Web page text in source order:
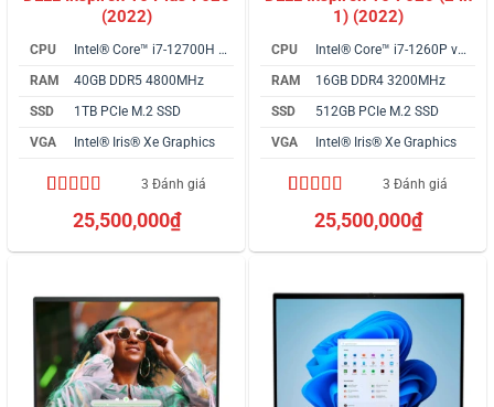
(2022)
CPU
Intel® Core™ i7-12700H vPro
RAM
40GB DDR5 4800MHz
SSD
1TB PCIe M.2 SSD
VGA
Intel® Iris® Xe Graphics
4.67trên 5
dựa trên
3 Đánh giá
25,500,000₫
1) (2022)
CPU
Intel® Core™ i7-1260P vPro
RAM
16GB DDR4 3200MHz
SSD
512GB PCIe M.2 SSD
VGA
Intel® Iris® Xe Graphics
4.67trên 5
dựa trên
3 Đánh giá
25,500,000₫